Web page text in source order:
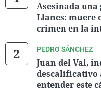
Asesinada
Llanes: muere
crimen en la
PEDRO SÁNCHEZ
Juan del Val,
descalificativo
entender este